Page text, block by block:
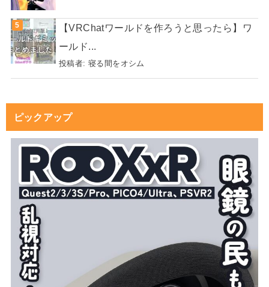
【VRChatワールドを作ろうと思ったら】ワ
ールド...
投稿者: 寝る間をオシム
ピックアップ